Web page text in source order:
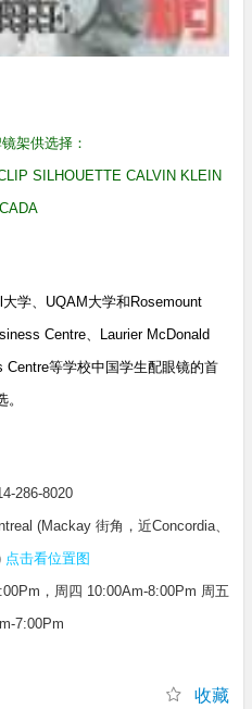
架供选择：
SILHOUETTE CALVIN KLEIN
学、UQAM大学和Rosemount
Centre、Laurier McDonald
Centre等学校中国学生配眼镜的首
。
286-8020
(Mackay 街角，近Concordia、
点击看位置图
，周四 10:00Am-8:00Pm 周五
7:00Pm
收藏